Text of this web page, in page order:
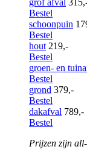
grof afval
Bestel
schoonpuin
Bestel
hout 219,-
Bestel
groen- en
Bestel
grond 379,-
Bestel
dakafval 789,-
Bestel
Prijzen zijn